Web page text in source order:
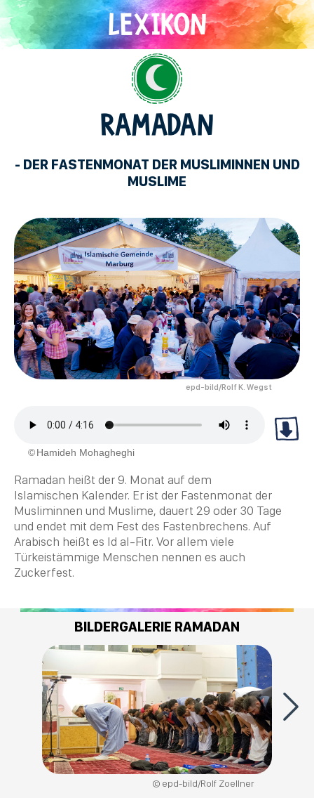
Direkt
zum
Inhalt
RAMADAN
- DER FASTENMONAT DER MUSLIMINNEN UND
MUSLIME
epd-bild/Rolf K. Wegst
Hamideh Mohagheghi
Ramadan heißt der 9. Monat auf dem
Islamischen Kalender. Er ist der Fastenmonat der
Musliminnen und Muslime, dauert 29 oder 30 Tage
und endet mit dem Fest des Fastenbrechens. Auf
Arabisch heißt es Id al-Fitr. Vor allem viele
Türkeistämmige Menschen nennen es auch
Zuckerfest.
BILDERGALERIE RAMADAN
epd-bild/Rolf Zoellner